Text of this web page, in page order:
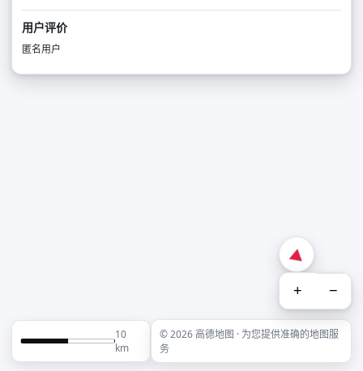
用户评价
匿名用户
+ −
10
km
© 2026 高德地图 · 为您提供准确的地图服
务